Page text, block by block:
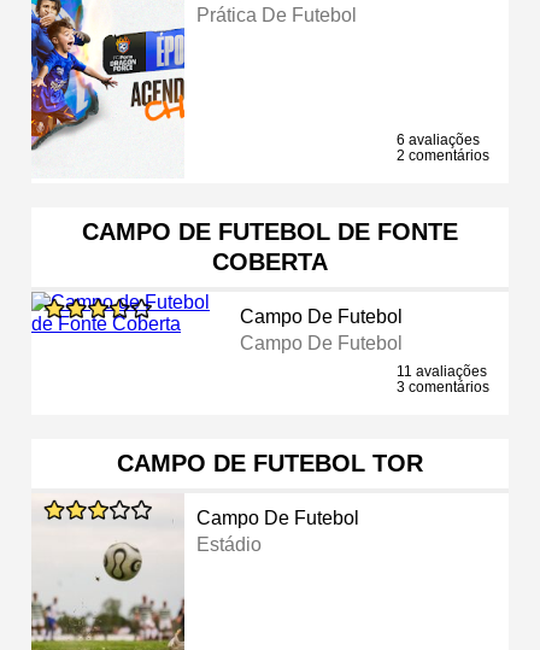
Prática De Futebol
6 avaliações
2 comentários
CAMPO DE FUTEBOL DE FONTE
COBERTA
Campo De Futebol
Campo De Futebol
11 avaliações
3 comentários
CAMPO DE FUTEBOL TOR
Campo De Futebol
Estádio